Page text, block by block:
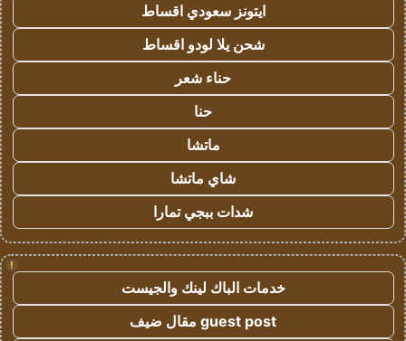
ايتونز سعودي اقساط
شحن يلا لودو اقساط
حناء شعر
حنا
ماتشا
شاي ماتشا
شدات ببجي تمارا
!
خدمات الباك لينك والجيست
guest post مقال ضيف